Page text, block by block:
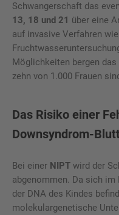
Schwangerschaft das
13, 18 und 21 über eine
auf invasive Verfahren
Möglichkeiten bergen das
zehn von 1.000 Frauen
Das Risiko einer
Downsyndrom-
Bei einer NIPT wird der
abgenommen. Da sich
der DNA des Kindes
molekulargenetische